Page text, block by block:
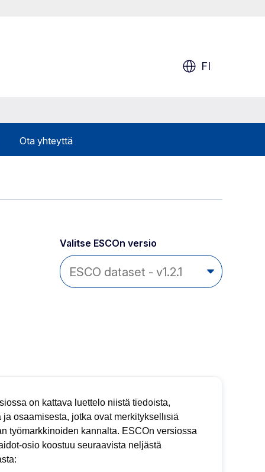
FI
Ota yhteyttä
Valitse ESCOn versio
on kattava luettelo niistä tiedoista,
ja osaamisesta, jotka ovat merkityksellisiä
työmarkkinoiden kannalta. ESCOn versiossa
osio koostuu seuraavista neljästä